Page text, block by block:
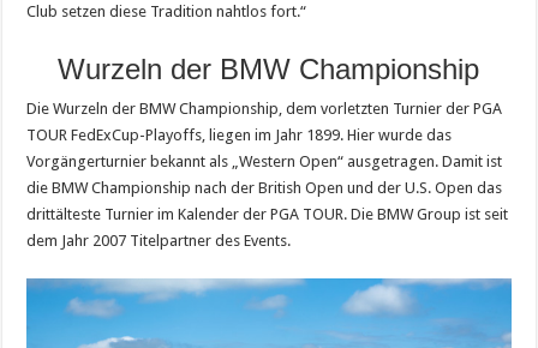
Club setzen diese Tradition nahtlos fort.“
Wurzeln der BMW Championship
Die Wurzeln der BMW Championship, dem vorletzten Turnier der PGA
TOUR FedExCup-Playoffs, liegen im Jahr 1899. Hier wurde das
Vorgängerturnier bekannt als „Western Open“ ausgetragen. Damit ist
die BMW Championship nach der British Open und der U.S. Open das
drittälteste Turnier im Kalender der PGA TOUR. Die BMW Group ist seit
dem Jahr 2007 Titelpartner des Events.